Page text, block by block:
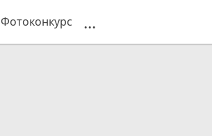
Фотоконкурс ...